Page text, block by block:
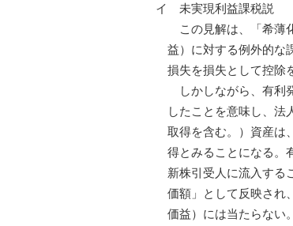
イ 未実現利益課税説
この見解は、「希薄
益）に対する例外的な
損失を損失として控除
しかしながら、有利
したことを意味し、
取得を含む。）資産は
得とみることになる。
新株引受人に流入する
価額」として反映され
価益）には当たらない